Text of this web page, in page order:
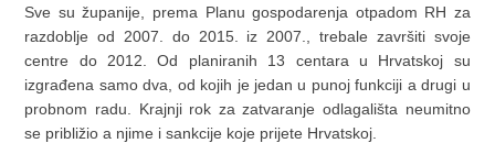
Sve su županije, prema Planu gospodarenja otpadom RH za
razdoblje od 2007. do 2015. iz 2007., trebale završiti svoje
centre do 2012. Od planiranih 13 centara u Hrvatskoj su
izgrađena samo dva, od kojih je jedan u punoj funkciji a drugi u
probnom radu. Krajnji rok za zatvaranje odlagališta neumitno
se približio a njime i sankcije koje prijete Hrvatskoj.